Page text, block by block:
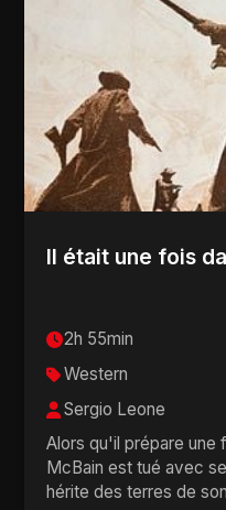
Il était une fois
2h 55min
Western
Sergio Leone
Alors qu'il prépare une
McBain est tué avec
hérite des terres de